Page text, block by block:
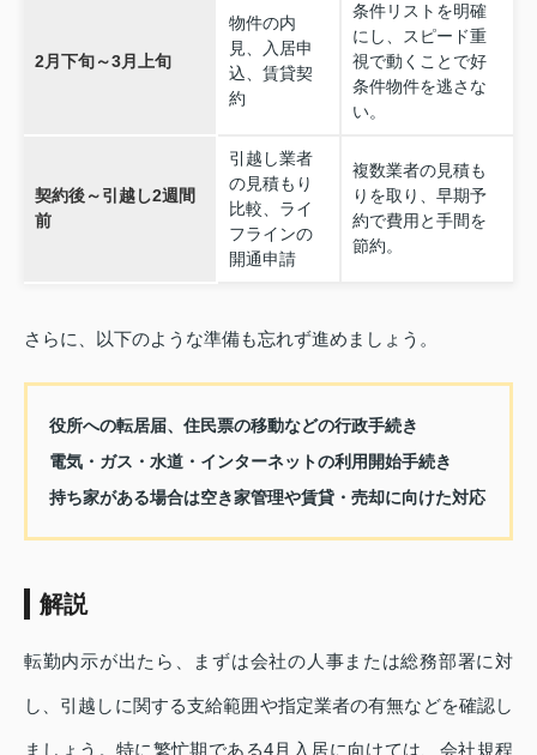
2月下旬～3月上旬
物件の内
見、入居申
込、賃貸契
約
条件リストを明確
にし、スピード重
視で動くことで好
条件物件を逃さな
い。
契約後～引越し2週間
前
引越し業者
の見積もり
比較、ライ
フラインの
開通申請
複数業者の見積も
りを取り、早期予
約で費用と手間を
節約。
さらに、以下のような準備も忘れず進めましょう。
役所への転居届、住民票の移動などの行政手続き
電気・ガス・水道・インターネットの利用開始手続き
持ち家がある場合は空き家管理や賃貸・売却に向けた対応
解説
転勤内示が出たら、まずは会社の人事または総務部署に対
し、引越しに関する支給範囲や指定業者の有無などを確認し
ましょう。特に繁忙期である4月入居に向けては、会社規程